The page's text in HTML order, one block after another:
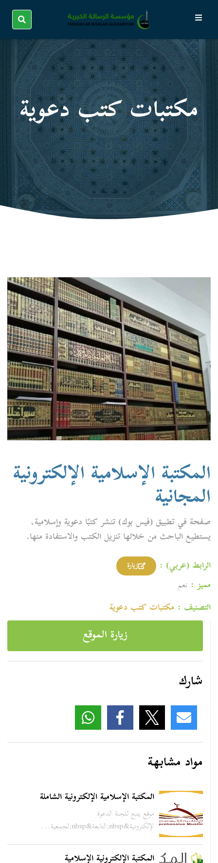
مكتبات كتب دعوية
المكتبة الإسلامية الإلكترونية
المجانية
صفحة في تطبيق (فيس بوك) تنشر كتبًا دعوية وإسلامية،
يستطيع الباحث من خلالها تنزيل الكتب والاستفادة منها.
الرابط (عربي) :
زيارة
مميز : نعم
التصنيف : مكتبات كتب دعوية
زيارة الموقع
شارك
مواد مشابهة
المكتبة الإسلامية الإلكترونية الشاملة
موقع يتبع للجنة الدعوة
الإلكترونية&nbsp;التابعة&nbsp;لجمعية...
المكتبة الإلكترونية الإسلامية